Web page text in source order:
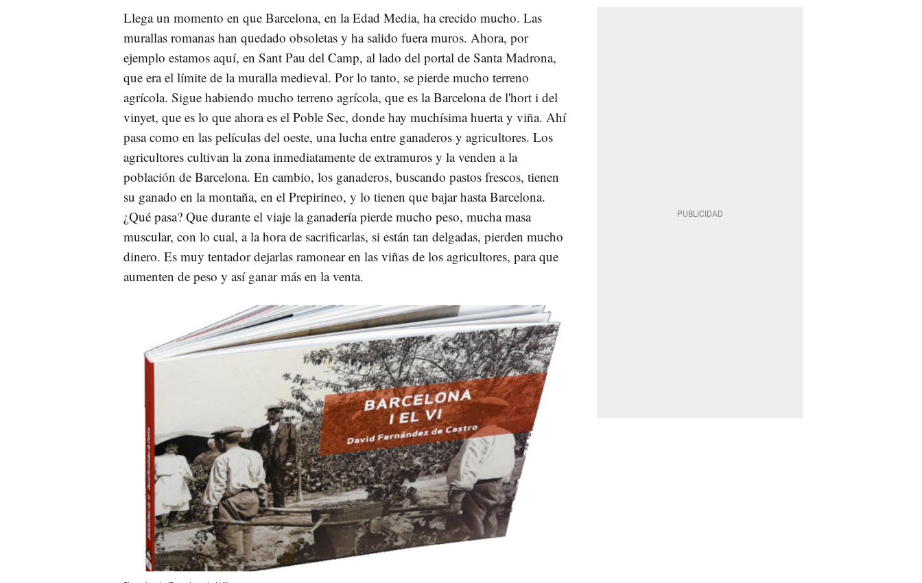
Llega un momento en que Barcelona, en la Edad Media, ha crecido mucho. Las
murallas romanas han quedado obsoletas y ha salido fuera muros. Ahora, por
ejemplo estamos aquí, en Sant Pau del Camp, al lado del portal de Santa Madrona,
que era el límite de la muralla medieval. Por lo tanto, se pierde mucho terreno
agrícola. Sigue habiendo mucho terreno agrícola, que es la Barcelona de l'hort i del
vinyet, que es lo que ahora es el Poble Sec, donde hay muchísima huerta y viña. Ahí
pasa como en las películas del oeste, una lucha entre ganaderos y agricultores. Los
agricultores cultivan la zona inmediatamente de extramuros y la venden a la
población de Barcelona. En cambio, los ganaderos, buscando pastos frescos, tienen
su ganado en la montaña, en el Prepirineo, y lo tienen que bajar hasta Barcelona.
¿Qué pasa? Que durante el viaje la ganadería pierde mucho peso, mucha masa
muscular, con lo cual, a la hora de sacrificarlas, si están tan delgadas, pierden mucho
dinero. Es muy tentador dejarlas ramonear en las viñas de los agricultores, para que
aumenten de peso y así ganar más en la venta.